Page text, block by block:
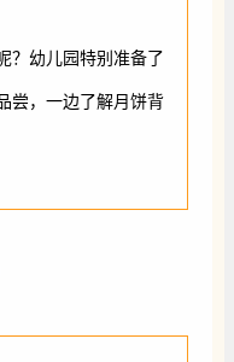
？幼儿园特别准备了
尝，一边了解月饼背